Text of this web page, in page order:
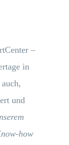
–
in
und
how